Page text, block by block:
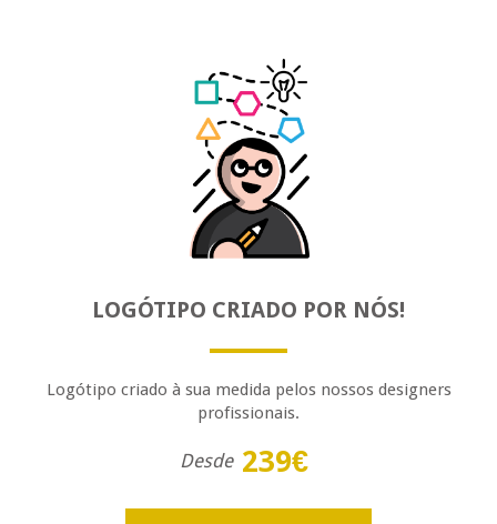
LOGÓTIPO CRIADO POR NÓS!
Logótipo criado à sua medida pelos nossos designers
profissionais.
Desde 239€